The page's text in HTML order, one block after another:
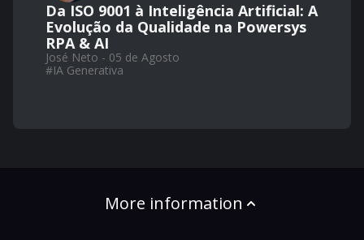
Da ISO 9001 à Inteligência Artificial: A
Evolução da Qualidade na Powersys
RPA & AI
José Neto - 05 de Agosto
#IA Generativa
More information